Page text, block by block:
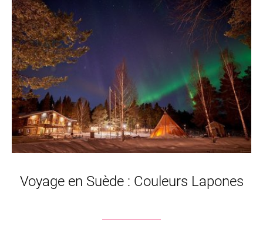
Voyage en Suède : Couleurs Lapones